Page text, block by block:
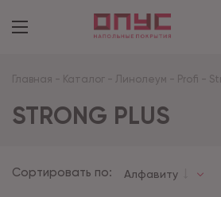
Главная - Каталог - Линолеум - Profi -
STRONG PLUS
Сортировать по: Алфавиту